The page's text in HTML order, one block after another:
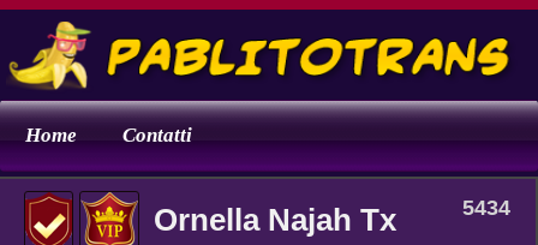
Home Contatti
Ornella Najah Tx 5434